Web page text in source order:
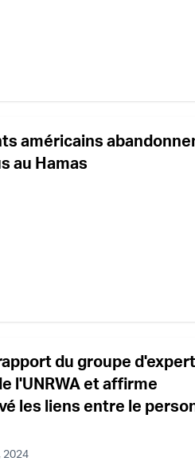
américains
au Hamas
du groupe
l'UNRWA et affirme
les liens entre le
2024